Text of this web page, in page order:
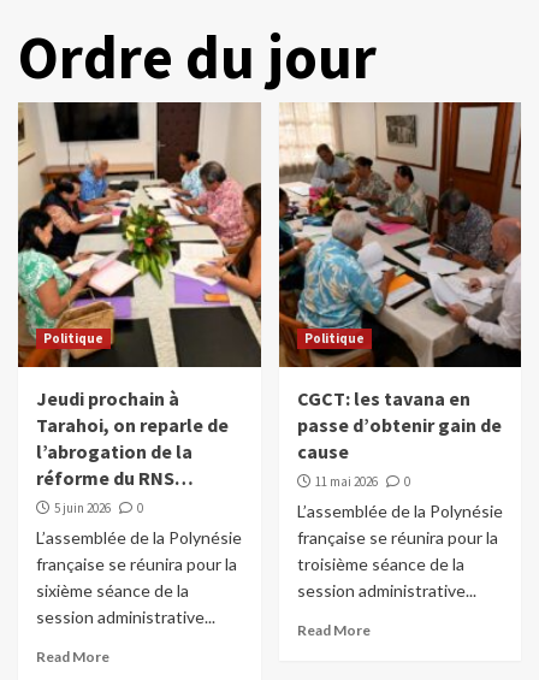
Ordre du jour
Politique
Jeudi prochain à
Tarahoi, on reparle de
l’abrogation de la
réforme du RNS…
5 juin 2026 0
L’assemblée de la Polynésie
française se réunira pour la
sixième séance de la
session administrative...
Read More
Politique
CGCT: les tavana en
passe d’obtenir gain de
cause
11 mai 2026 0
L’assemblée de la Polynésie
française se réunira pour la
troisième séance de la
session administrative...
Read More